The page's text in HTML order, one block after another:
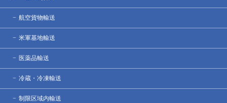
航空貨物輸送
米軍基地輸送
医薬品輸送
冷蔵・冷凍輸送
制限区域内輸送